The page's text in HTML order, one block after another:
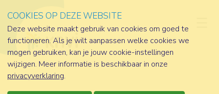
COOKIES OP DEZE WEBSITE
Deze website maakt gebruik van cookies om goed te
functioneren. Als je wilt aanpassen welke cookies we
mogen gebruiken, kan je jouw cookie-instellingen
wijzigen. Meer informatie is beschikbaar in onze
privacyverklaring.